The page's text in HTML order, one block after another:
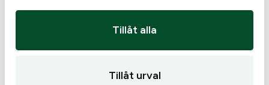
Tillåt alla
Tillåt urval
bästa möjliga bild vid olika väderförhållanden och